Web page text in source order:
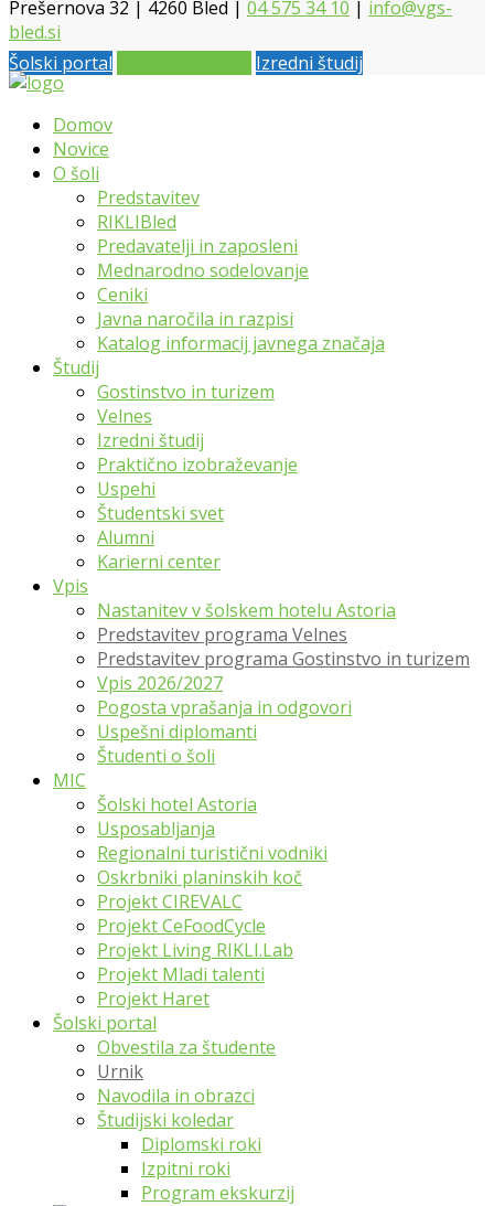
Prešernova 32 | 4260 Bled | 04 575 34 10 | info@vgs-
bled.si
Šolski portal
Izredni študij
Domov
Novice
O šoli
Predstavitev
RIKLIBled
Predavatelji in zaposleni
Mednarodno sodelovanje
Ceniki
Javna naročila in razpisi
Katalog informacij javnega značaja
Študij
Gostinstvo in turizem
Velnes
Izredni študij
Praktično izobraževanje
Uspehi
Študentski svet
Alumni
Karierni center
Vpis
Nastanitev v šolskem hotelu Astoria
Predstavitev programa Velnes
Predstavitev programa Gostinstvo in turizem
Vpis 2026/2027
Pogosta vprašanja in odgovori
Uspešni diplomanti
Študenti o šoli
MIC
Šolski hotel Astoria
Usposabljanja
Regionalni turistični vodniki
Oskrbniki planinskih koč
Projekt CIREVALC
Projekt CeFoodCycle
Projekt Living RIKLI.Lab
Projekt Mladi talenti
Projekt Haret
Šolski portal
Obvestila za študente
Urnik
Navodila in obrazci
Študijski koledar
Diplomski roki
Izpitni roki
Program ekskurzij